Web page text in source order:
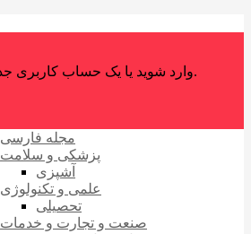
وارد شوید یا یک حساب کاربری جدید ایجاد کنید.
مجله فارسی
پزشکی و سلامت
آشپزی
علمی و تکنولوژی
تحصیلی
صنعت و تجارت و خدمات